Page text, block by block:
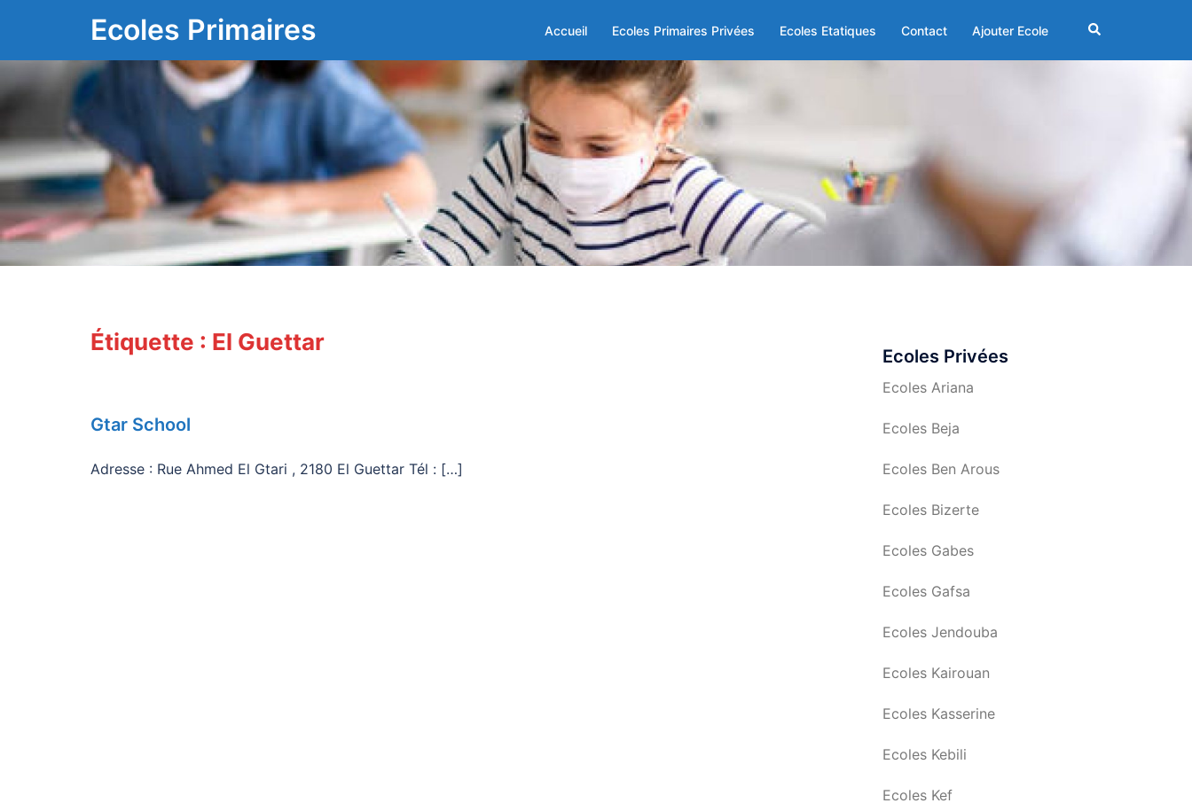
contenu
Ecoles Primaires Accueil Ecoles Primaires Privées Ecoles Etatiques Contact Ajouter Ecole Rechercher
Étiquette : El Guettar
Gtar School
Adresse : Rue Ahmed El Gtari , 2180 El Guettar Tél : […]
Ecoles Privées
Ecoles Ariana
Ecoles Beja
Ecoles Ben Arous
Ecoles Bizerte
Ecoles Gabes
Ecoles Gafsa
Ecoles Jendouba
Ecoles Kairouan
Ecoles Kasserine
Ecoles Kebili
Ecoles Kef